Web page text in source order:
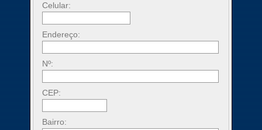
Celular:
Endereço:
Nº:
CEP:
Bairro: